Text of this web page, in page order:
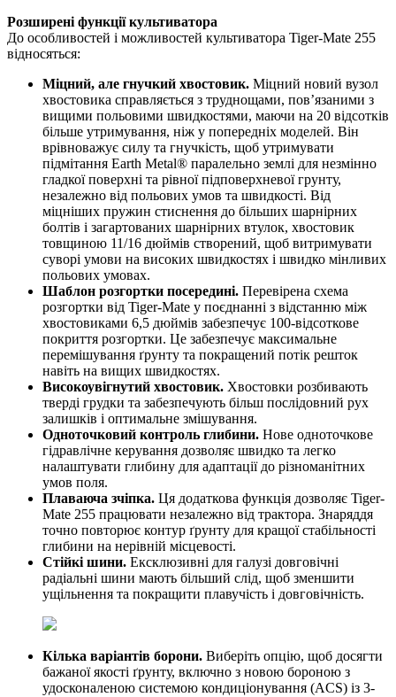
Розширені функції культиватора
До особливостей і можливостей культиватора Tiger-Mate 255
відносяться:
Міцний, але гнучкий хвостовик. Міцний новий вузол
хвостовика справляється з труднощами, пов’язаними з
вищими польовими швидкостями, маючи на 20 відсотків
більше утримування, ніж у попередніх моделей. Він
врівноважує силу та гнучкість, щоб утримувати
підмітання Earth Metal® паралельно землі для незмінно
гладкої поверхні та рівної підповерхневої грунту,
незалежно від польових умов та швидкості. Від
міцніших пружин стиснення до більших шарнірних
болтів і загартованих шарнірних втулок, хвостовик
товщиною 11/16 дюймів створений, щоб витримувати
суворі умови на високих швидкостях і швидко мінливих
польових умовах.
Шаблон розгортки посередині. Перевірена схема
розгортки від Tiger-Mate у поєднанні з відстанню між
хвостовиками 6,5 дюймів забезпечує 100-відсоткове
покриття розгортки. Це забезпечує максимальне
перемішування ґрунту та покращений потік решток
навіть на вищих швидкостях.
Високоувігнутий хвостовик. Хвостовки розбивають
тверді грудки та забезпечують більш послідовний рух
залишків і оптимальне змішування.
Одноточковий контроль глибини. Нове одноточкове
гідравлічне керування дозволяє швидко та легко
налаштувати глибину для адаптації до різноманітних
умов поля.
Плаваюча зчіпка. Ця додаткова функція дозволяє Tiger-
Mate 255 працювати незалежно від трактора. Знаряддя
точно повторює контур ґрунту для кращої стабільності
глибини на нерівній місцевості.
Стійкі шини. Ексклюзивні для галузі довговічні
радіальні шини мають більший слід, щоб зменшити
ущільнення та покращити плавучість і довговічність.
Кілька варіантів борони. Виберіть опцію, щоб досягти
бажаної якості ґрунту, включно з новою бороною з
удосконаленою системою кондиціонування (ACS) із 3-